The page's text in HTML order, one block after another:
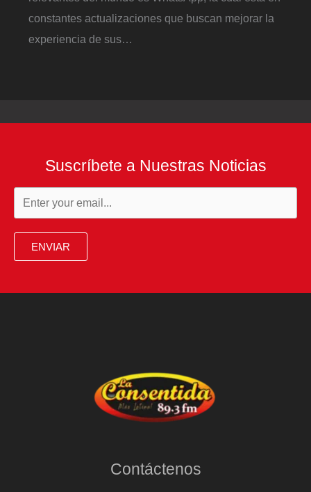
constantes actualizaciones que buscan mejorar la
experiencia de sus…
Suscríbete a Nuestras Noticias
ENVIAR
Contáctenos